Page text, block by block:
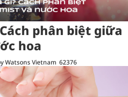
phân biệt giữa
hoa
Watsons Vietnam 62376